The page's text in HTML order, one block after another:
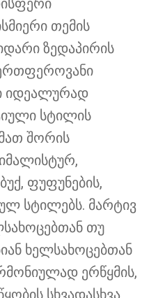
თემის
ზედაპირის
იდეალურად
სტილის
შორის
ფუფუნების,
სტილებს. მარტივ
თუ
ხელსახოცებთან
ერწყმის,